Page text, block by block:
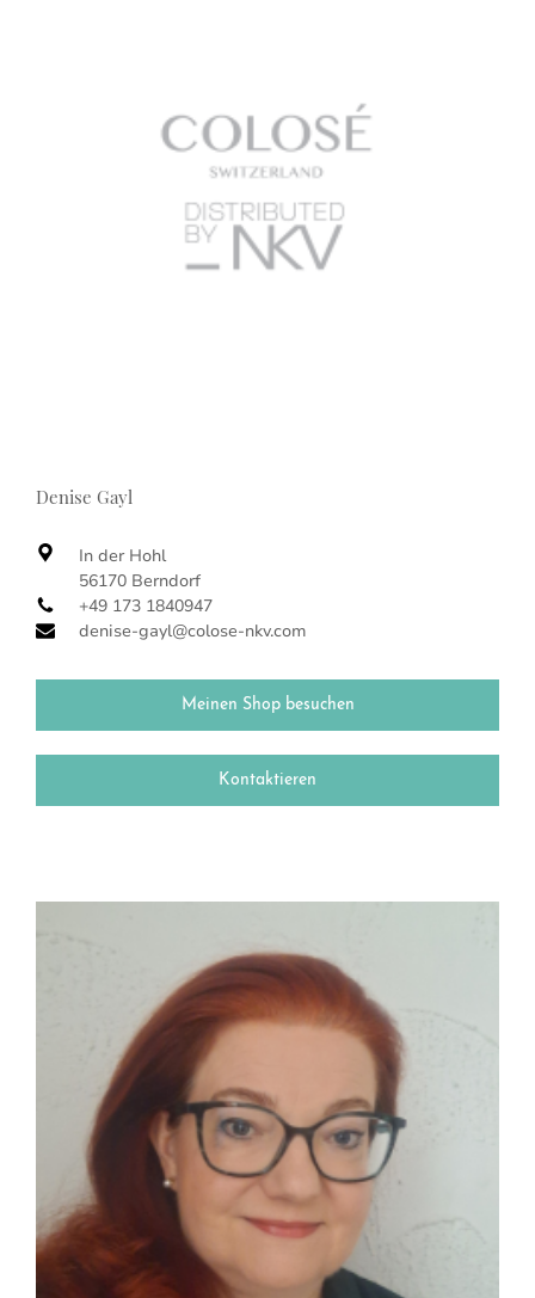
Denise Gayl
In der Hohl
56170 Berndorf
+49 173 1840947
denise-gayl@colose-nkv.com
Meinen Shop besuchen
Kontaktieren